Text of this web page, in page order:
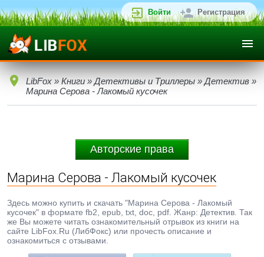
Войти Регистрация
LibFox » Книги » Детективы и Триллеры » Детектив »
Марина Серова - Лакомый кусочек
Авторские права
Марина Серова - Лакомый кусочек
Здесь можно купить и скачать "Марина Серова - Лакомый
кусочек" в формате fb2, epub, txt, doc, pdf. Жанр: Детектив. Так
же Вы можете читать ознакомительный отрывок из книги на
сайте LibFox.Ru (ЛибФокс) или прочесть описание и
ознакомиться с отзывами.